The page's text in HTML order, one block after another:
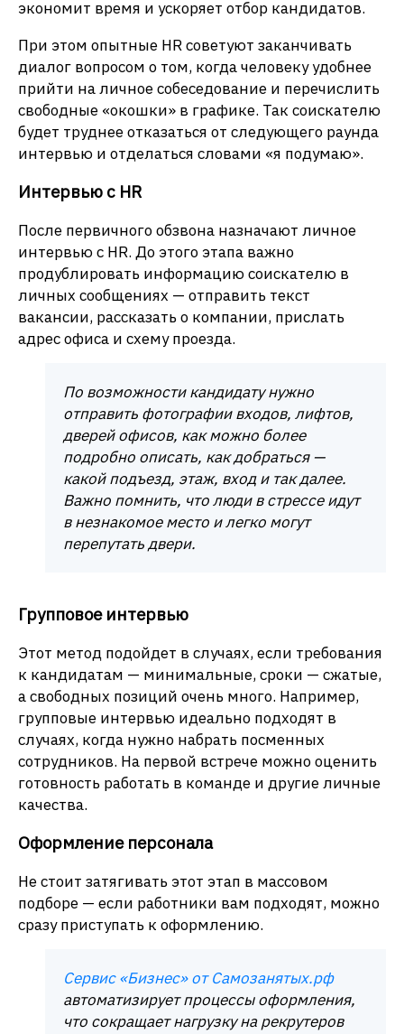
экономит время и ускоряет отбор кандидатов.
При этом опытные HR советуют заканчивать
диалог вопросом о том, когда человеку удобнее
прийти на личное собеседование и перечислить
свободные «окошки» в графике. Так соискателю
будет труднее отказаться от следующего раунда
интервью и отделаться словами «я подумаю».
Интервью с HR
После первичного обзвона назначают личное
интервью с HR. До этого этапа важно
продублировать информацию соискателю в
личных сообщениях — отправить текст
вакансии, рассказать о компании, прислать
адрес офиса и схему проезда.
По возможности кандидату нужно
отправить фотографии входов, лифтов,
дверей офисов, как можно более
подробно описать, как добраться —
какой подъезд, этаж, вход и так далее.
Важно помнить, что люди в стрессе идут
в незнакомое место и легко могут
перепутать двери.
Групповое интервью
Этот метод подойдет в случаях, если требования
к кандидатам — минимальные, сроки — сжатые,
а свободных позиций очень много. Например,
групповые интервью идеально подходят в
случаях, когда нужно набрать посменных
сотрудников. На первой встрече можно оценить
готовность работать в команде и другие личные
качества.
Оформление персонала
Не стоит затягивать этот этап в массовом
подборе — если работники вам подходят, можно
сразу приступать к оформлению.
Сервис «Бизнес» от Самозанятых.рф
автоматизируетпроцессыоформления,
что сокращает нагрузку нарекрутеров